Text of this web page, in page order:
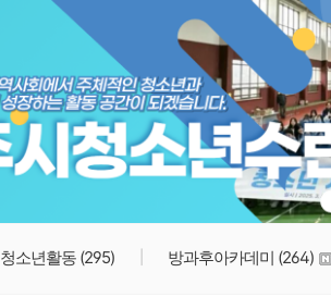
원주시청소년수련관
청소년활동 (295) 방과후아카데미 (264)